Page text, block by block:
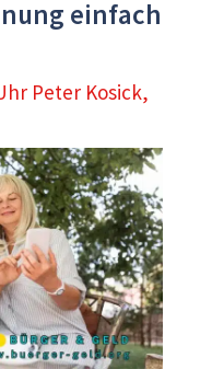
einfach
Peter Kosick,